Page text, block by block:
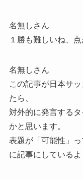
名無しさん
１勝も難しいね、
名無しさん
この記事が日本サ
たら、
対外的に発言する
かと思います。
表題が「可能性」
に記事にしているよ